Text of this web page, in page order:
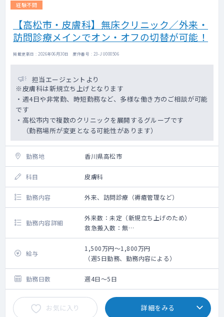
経験不問
【高松市・皮膚科】無床クリニック／外来・
訪問診療メインでオン・オフの切替が可能！
掲載更新日 : 2026年06月30日 案件番号 : 23-JU000506
担当エージェントより
※皮膚科は新規立ち上げとなります
・週4日や非常勤、時短勤務など、多様な働き方のご相談が可能
です
・高松市内で複数のクリニックを展開するグループです
（勤務場所が変更となる可能性があります）
勤務地 香川県高松市
科目 皮膚科
勤務内容 外来、訪問診療（褥瘡管理など）
勤務内容詳細
外来数：未定（新規立ち上げのため）
救急搬入数：無
手術数：無
給与
1,500万円～1,800万円
（週5日勤務、勤務内容による）
勤務日数 週4日～5日
お気に入り 詳細をみる